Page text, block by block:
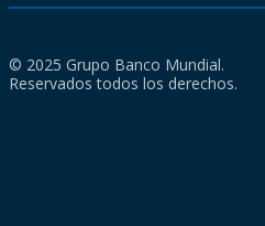
© 2025 Grupo Banco Mundial.
Reservados todos los derechos.